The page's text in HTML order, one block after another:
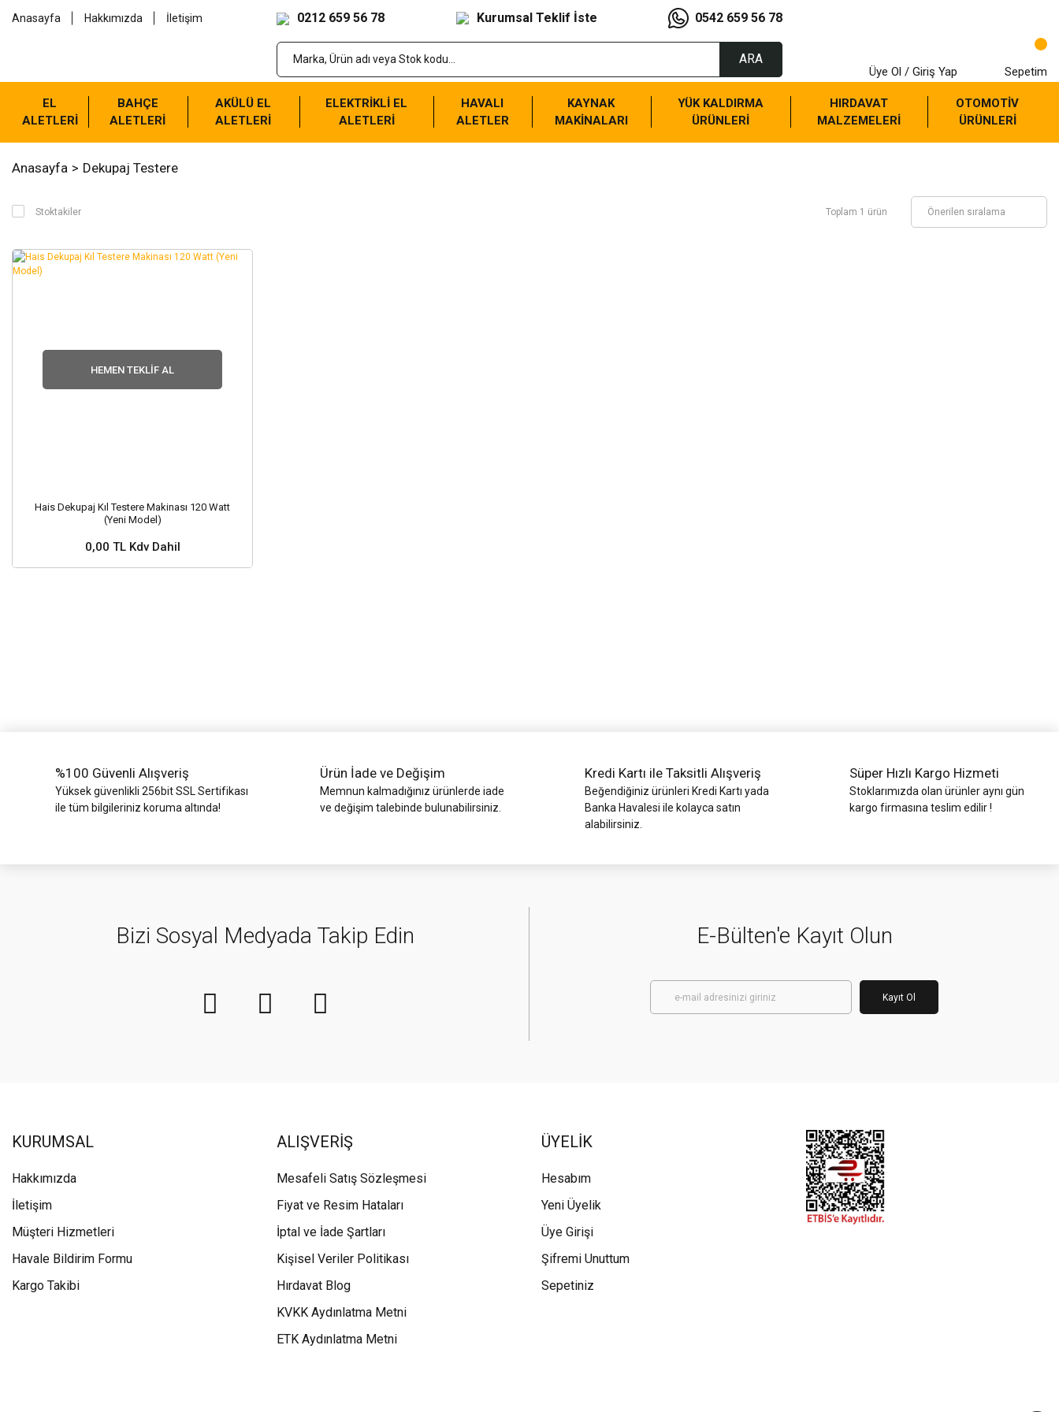
Anasayfa Hakkımızda İletişim 0212 659 56 78 Kurumsal Teklif İste 0542 659 56 78
ARA
Üye Ol / Giriş Yap Sepetim
EL
ALETLERİ
BAHÇE
ALETLERİ
AKÜLÜ EL
ALETLERİ
ELEKTRİKLİ EL
ALETLERİ
HAVALI
ALETLER
KAYNAK
MAKİNALARI
YÜK KALDIRMA
ÜRÜNLERİ
HIRDAVAT
MALZEMELERİ
OTOMOTİV
ÜRÜNLERİ
Anasayfa Dekupaj Testere
Stoktakiler Toplam 1 ürün
HEMEN TEKLIF AL
Hais Dekupaj Kıl Testere Makinası 120 Watt
(Yeni Model)
0,00 TL Kdv Dahil
%100 Güvenli Alışveriş
Yüksek güvenlikli 256bit SSL Sertifikası
ile tüm bilgileriniz koruma altında!
Ürün İade ve Değişim
Memnun kalmadığınız ürünlerde iade
ve değişim talebinde bulunabilirsiniz.
Kredi Kartı ile Taksitli Alışveriş
Beğendiğiniz ürünleri Kredi Kartı yada
Banka Havalesi ile kolayca satın
alabilirsiniz.
Süper Hızlı Kargo Hizmeti
Stoklarımızda olan ürünler aynı gün
kargo firmasına teslim edilir !
Bizi Sosyal Medyada Takip Edin E-Bülten'e Kayıt Olun
Kayıt Ol
KURUMSAL
Hakkımızda
İletişim
Müşteri Hizmetleri
Havale Bildirim Formu
Kargo Takibi
ALIŞVERİŞ
Mesafeli Satış Sözleşmesi
Fiyat ve Resim Hataları
İptal ve İade Şartları
Kişisel Veriler Politikası
Hırdavat Blog
KVKK Aydınlatma Metni
ETK Aydınlatma Metni
ÜYELİK
Hesabım
Yeni Üyelik
Üye Girişi
Şifremi Unuttum
Sepetiniz